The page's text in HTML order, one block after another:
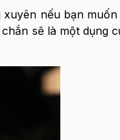
nếu bạn
sẽ là một dụng